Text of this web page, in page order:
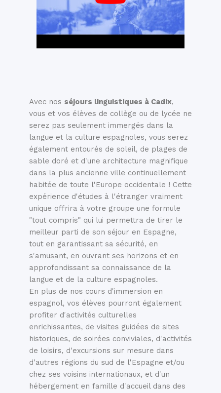
Avec nos séjours linguistiques à Cadix,
vous et vos élèves de collège ou de lycée ne
serez pas seulement immergés dans la
langue et la culture espagnoles, vous serez
également entourés de soleil, de plages de
sable doré et d'une architecture magnifique
dans la plus ancienne ville continuellement
habitée de toute l'Europe occidentale ! Cette
expérience d'études à l'étranger vraiment
unique offrira à votre groupe une formule
"tout compris" qui lui permettra de tirer le
meilleur parti de son séjour en Espagne,
tout en garantissant sa sécurité, en
s'amusant, en ouvrant ses horizons et en
approfondissant sa connaissance de la
langue et de la culture espagnoles.
En plus de nos cours d'immersion en
espagnol, vos élèves pourront également
profiter d'activités culturelles
enrichissantes, de visites guidées de sites
historiques, de soirées conviviales, d'activités
de loisirs, d'excursions sur mesure dans
d'autres régions du sud de l'Espagne et/ou
chez ses voisins internationaux, et d'un
hébergement en famille d'accueil dans des